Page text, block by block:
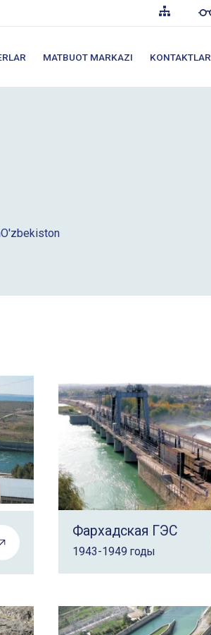
MATBUOT MARKAZI KONTAKTLAR
O'zbekiston
Фархадская ГЭС
1943-1949 годы